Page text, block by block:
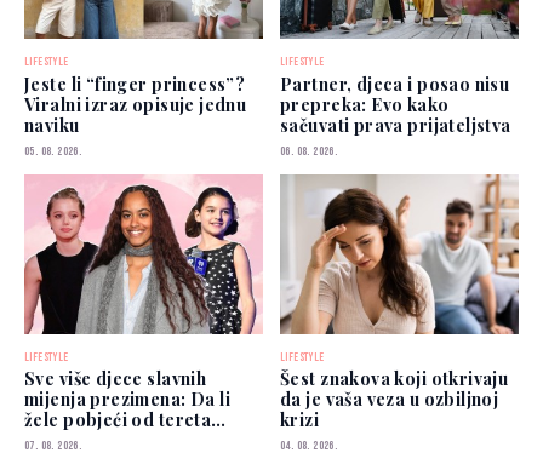
LIFESTYLE
Jeste li “finger princess”?
Viralni izraz opisuje jednu
naviku
05. 08. 2026.
LIFESTYLE
Partner, djeca i posao nisu
prepreka: Evo kako
sačuvati prava prijateljstva
06. 08. 2026.
LIFESTYLE
Sve više djece slavnih
mijenja prezimena: Da li
žele pobjeći od tereta
poznatih roditelja?
07. 08. 2026.
LIFESTYLE
Šest znakova koji otkrivaju
da je vaša veza u ozbiljnoj
krizi
04. 08. 2026.